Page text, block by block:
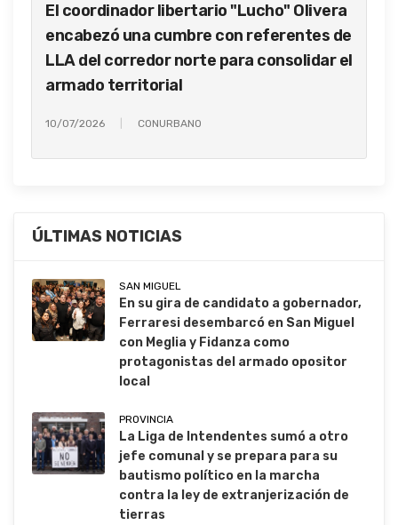
El coordinador libertario "Lucho" Olivera
encabezó una cumbre con referentes de
LLA del corredor norte para consolidar el
armado territorial
10/07/2026 CONURBANO
ÚLTIMAS NOTICIAS
SAN MIGUEL
En su gira de candidato a gobernador,
Ferraresi desembarcó en San Miguel
con Meglia y Fidanza como
protagonistas del armado opositor
local
PROVINCIA
La Liga de Intendentes sumó a otro
jefe comunal y se prepara para su
bautismo político en la marcha
contra la ley de extranjerización de
tierras